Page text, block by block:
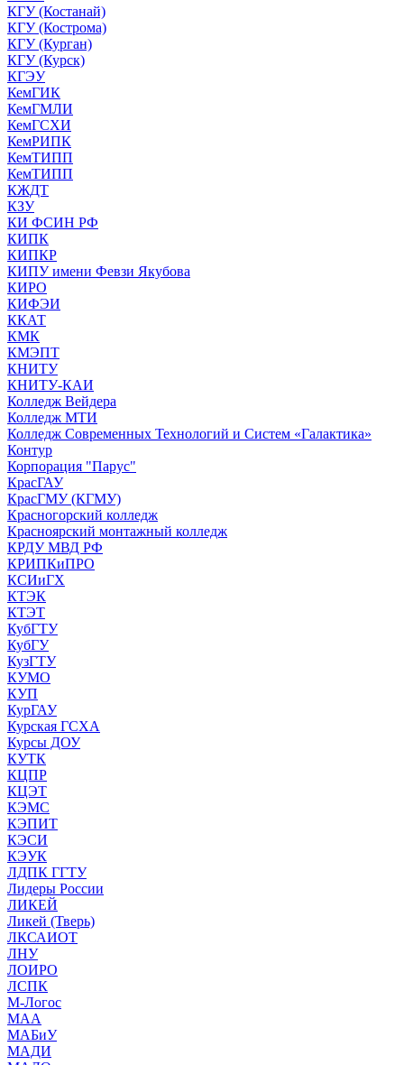
КГУ (Костанай)
КГУ (Кострома)
КГУ (Курган)
КГУ (Курск)
КГЭУ
КемГИК
КемГМЛИ
КемГСХИ
КемРИПК
КемТИПП
КемТИПП
КЖДТ
КЗУ
КИ ФСИН РФ
КИПК
КИПКР
КИПУ имени Февзи Якубова
КИРО
КИФЭИ
ККАТ
КМК
КМЭПТ
КНИТУ
КНИТУ-КАИ
Колледж Вейдера
Колледж МТИ
Колледж Современных Технологий и Систем «Галактика»
Контур
Корпорация "Парус"
КрасГАУ
КрасГМУ (КГМУ)
Красногорский колледж
Красноярский монтажный колледж
КРДУ МВД РФ
КРИПКиПРО
КСИиГХ
КТЭК
КТЭТ
КубГТУ
КубГУ
КузГТУ
КУМО
КУП
КурГАУ
Курская ГСХА
Курсы ДОУ
КУТК
КЦПР
КЦЭТ
КЭМС
КЭПИТ
КЭСИ
КЭУК
ЛДПК ГГТУ
Лидеры России
ЛИКЕЙ
Ликей (Тверь)
ЛКСАИОТ
ЛНУ
ЛОИРО
ЛСПК
М-Логос
МАА
МАБиУ
МАДИ